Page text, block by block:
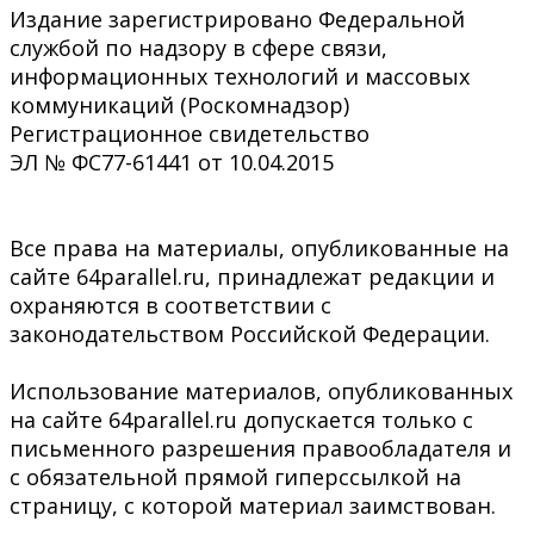
Издание зарегистрировано Федеральной
службой по надзору в сфере связи,
информационных технологий и массовых
коммуникаций (Роскомнадзор)
Регистрационное свидетельство
ЭЛ № ФС77-61441 от 10.04.2015
Все права на материалы, опубликованные на
сайте 64parallel.ru, принадлежат редакции и
охраняются в соответствии с
законодательством Российской Федерации.
Использование материалов, опубликованных
на сайте 64parallel.ru допускается только с
письменного разрешения правообладателя и
с обязательной прямой гиперссылкой на
страницу, с которой материал заимствован.